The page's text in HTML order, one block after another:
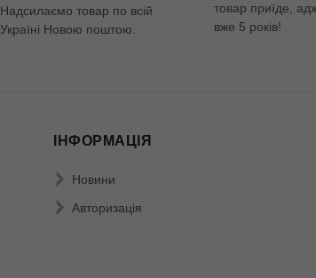
Надсилаємо товар по всій
Україні Новою поштою.
товар приїде,
вже 5 років!
ІНФОРМАЦІЯ
Новини
Авторизація